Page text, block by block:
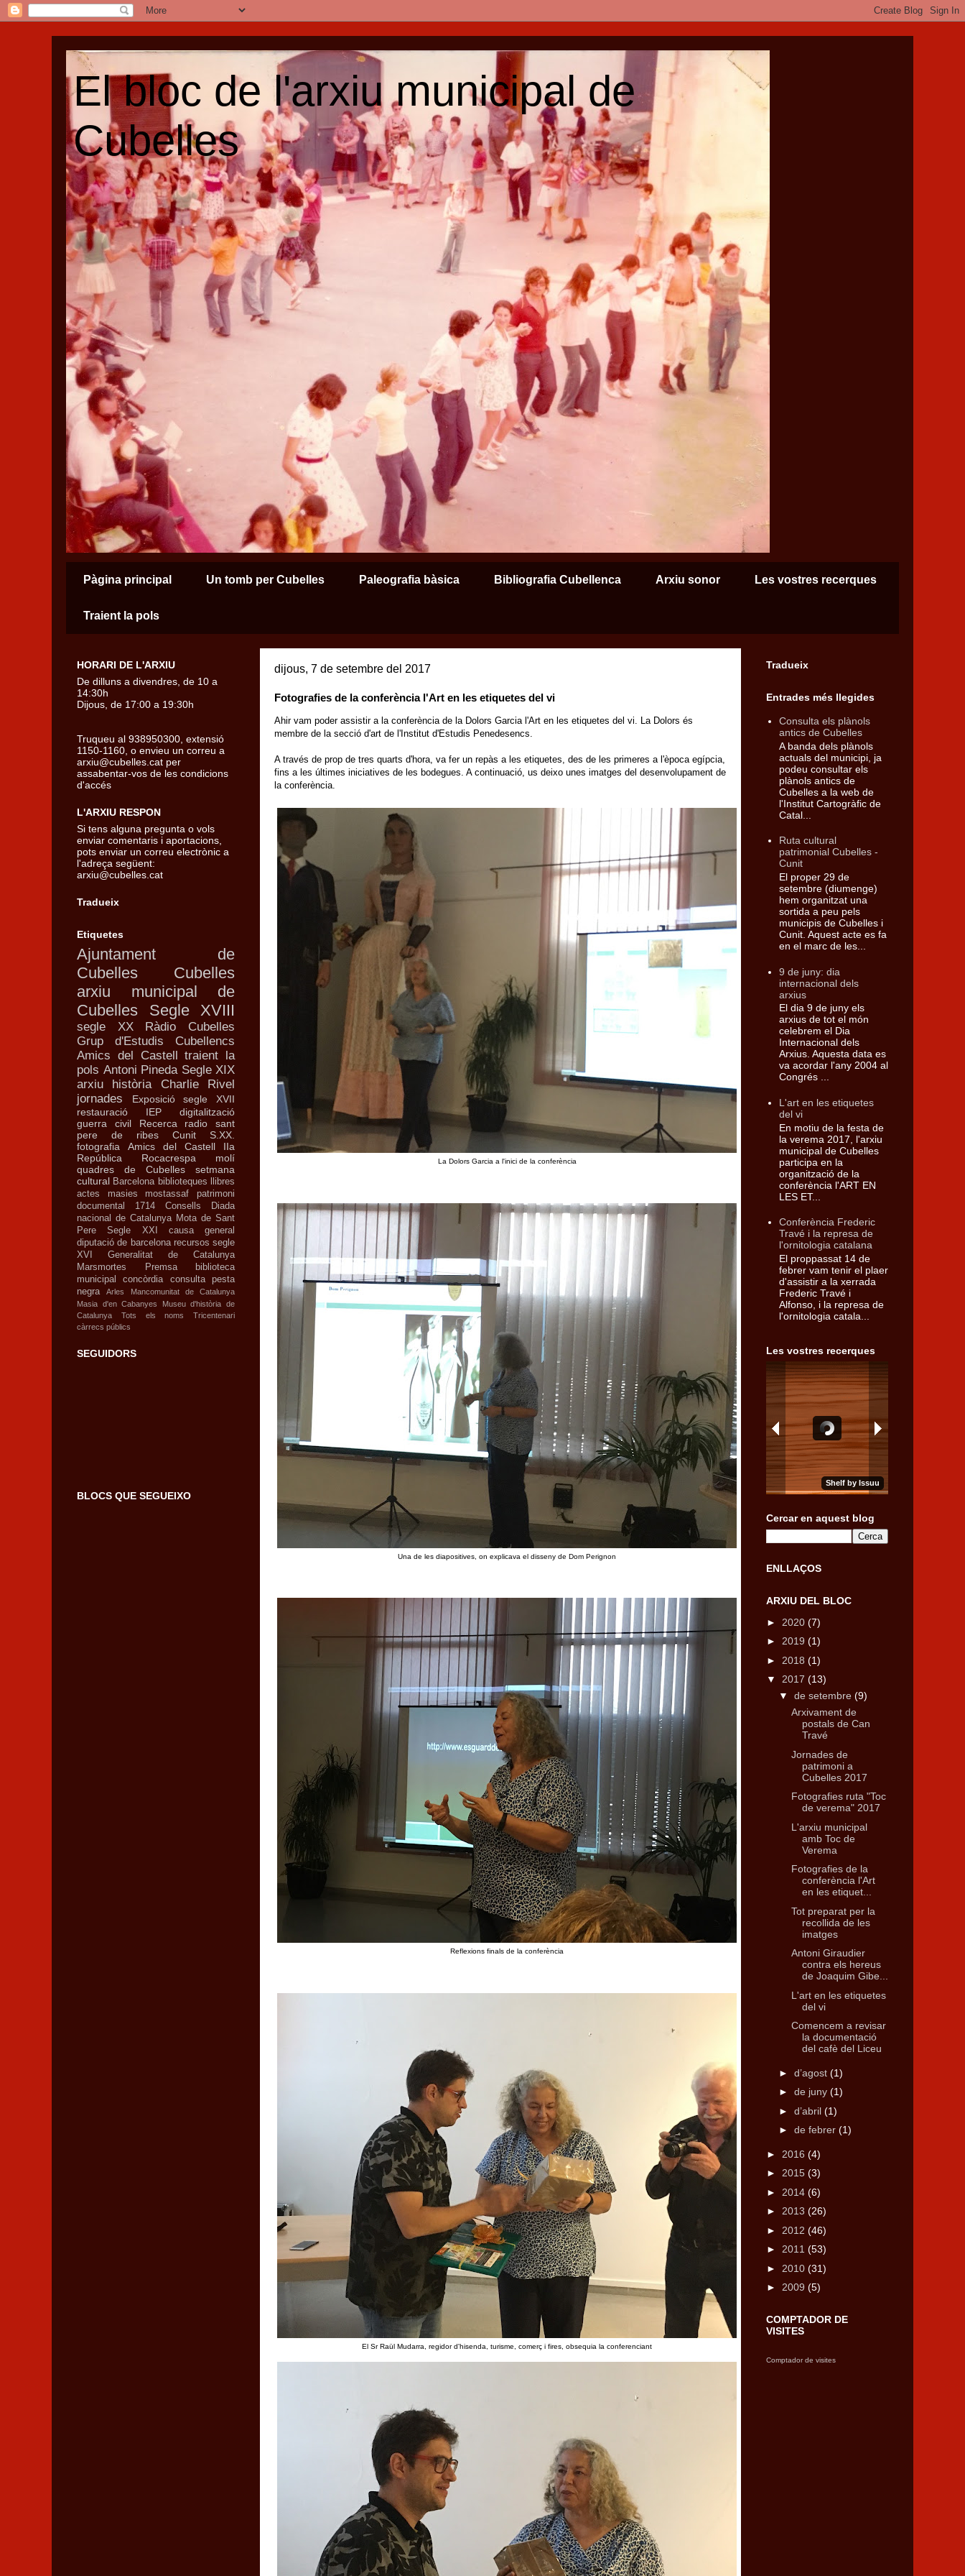
El bloc de l'arxiu municipal de
Cubelles
Pàgina principal Un tomb per Cubelles Paleografia bàsica Bibliografia Cubellenca Arxiu sonor Les vostres recerques
Traient la pols
dijous, 7 de setembre del 2017
Fotografies de la conferència l'Art en les etiquetes del vi
Ahir vam poder assistir a la conferència de la Dolors Garcia l'Art en les etiquetes del vi. La Dolors és
membre de la secció d'art de l'Institut d'Estudis Penedesencs.
A través de prop de tres quarts d'hora, va fer un repàs a les etiquetes, des de les primeres a l'època egípcia,
fins a les últimes iniciatives de les bodegues. A continuació, us deixo unes imatges del desenvolupament de
la conferència.
La Dolors Garcia a l'inici de la conferència
Una de les diapositives, on explicava el disseny de Dom Perignon
Reflexions finals de la conferència
El Sr Raül Mudarra, regidor d'hisenda, turisme, comerç i fires, obsequia la conferenciant
HORARI DE L'ARXIU
De dilluns a divendres, de 10 a
14:30h
Dijous, de 17:00 a 19:30h
Truqueu al 938950300, extensió
1150-1160, o envieu un correu a
arxiu@cubelles.cat per
assabentar-vos de les condicions
d'accés
L'ARXIU RESPON
Si tens alguna pregunta o vols
enviar comentaris i aportacions,
pots enviar un correu electrònic a
l'adreça següent:
arxiu@cubelles.cat
Tradueix
Etiquetes
Ajuntament de
Cubelles
Cubelles
arxiu municipal de
Cubelles
Segle XVIII
segle XX
Ràdio Cubelles
Grup d'Estudis Cubellencs
Amics del Castell traient la
pols Antoni Pineda Segle XIX
arxiu
història
Charlie Rivel
jornades
Exposició
segle XVII
restauració
IEP
digitalització
guerra civil
Recerca radio
sant
pere de ribes
Cunit
S.XX.
fotografia
Amics del Castell
IIa
República
Rocacrespa
molí
quadres de Cubelles
setmana
cultural Barcelona biblioteques
llibres
actes
masies mostassaf
patrimoni
documental
1714 Consells
Diada
nacional de Catalunya Mota de Sant
Pere
Segle XXI
causa general
diputació de barcelona recursos segle
XVI
Generalitat de Catalunya
Marsmortes
Premsa
biblioteca
municipal
concòrdia consulta
pesta
negra
Arles
Mancomunitat de Catalunya
Masia d'en Cabanyes
Museu d'història de
Catalunya
Tots els noms
Tricentenari
càrrecs públics
SEGUIDORS
BLOCS QUE SEGUEIXO
Tradueix
Entrades més llegides
Consulta els plànols
antics de Cubelles
A banda dels plànols
actuals del municipi, ja
podeu consultar els
plànols antics de
Cubelles a la web de
l'Institut Cartogràfic de
Catal...
Ruta cultural
patrimonial Cubelles -
Cunit
El proper 29 de
setembre (diumenge)
hem organitzat una
sortida a peu pels
municipis de Cubelles i
Cunit. Aquest acte es fa
en el marc de les...
9 de juny: dia
internacional dels
arxius
El dia 9 de juny els
arxius de tot el món
celebrem el Dia
Internacional dels
Arxius. Aquesta data es
va acordar l'any 2004 al
Congrés ...
L'art en les etiquetes
del vi
En motiu de la festa de
la verema 2017, l'arxiu
municipal de Cubelles
participa en la
organització de la
conferència l'ART EN
LES ET...
Conferència Frederic
Travé i la represa de
l'ornitologia catalana
El proppassat 14 de
febrer vam tenir el plaer
d'assistir a la xerrada
Frederic Travé i
Alfonso, i la represa de
l'ornitologia catala...
Les vostres recerques
Cercar en aquest blog
ENLLAÇOS
ARXIU DEL BLOC
► 2020 (7)
► 2019 (1)
► 2018 (1)
▼ 2017 (13)
▼ de setembre (9)
Arxivament de
postals de Can
Travé
Jornades de
patrimoni a
Cubelles 2017
Fotografies ruta "Toc
de verema" 2017
L'arxiu municipal
amb Toc de
Verema
Fotografies de la
conferència l'Art
en les etiquet...
Tot preparat per la
recollida de les
imatges
Antoni Giraudier
contra els hereus
de Joaquim Gibe...
L'art en les etiquetes
del vi
Comencem a revisar
la documentació
del cafè del Liceu
► d’agost (1)
► de juny (1)
► d’abril (1)
► de febrer (1)
► 2016 (4)
► 2015 (3)
► 2014 (6)
► 2013 (26)
► 2012 (46)
► 2011 (53)
► 2010 (31)
► 2009 (5)
COMPTADOR DE
VISITES
Comptador de visites